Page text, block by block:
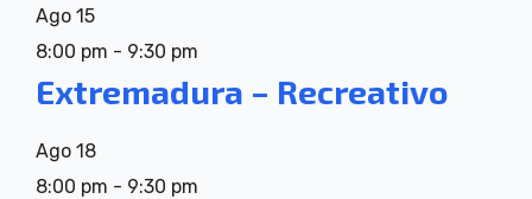
Ago 15
8:00 pm - 9:30 pm
Extremadura – Recreativo
Ago 18
8:00 pm - 9:30 pm